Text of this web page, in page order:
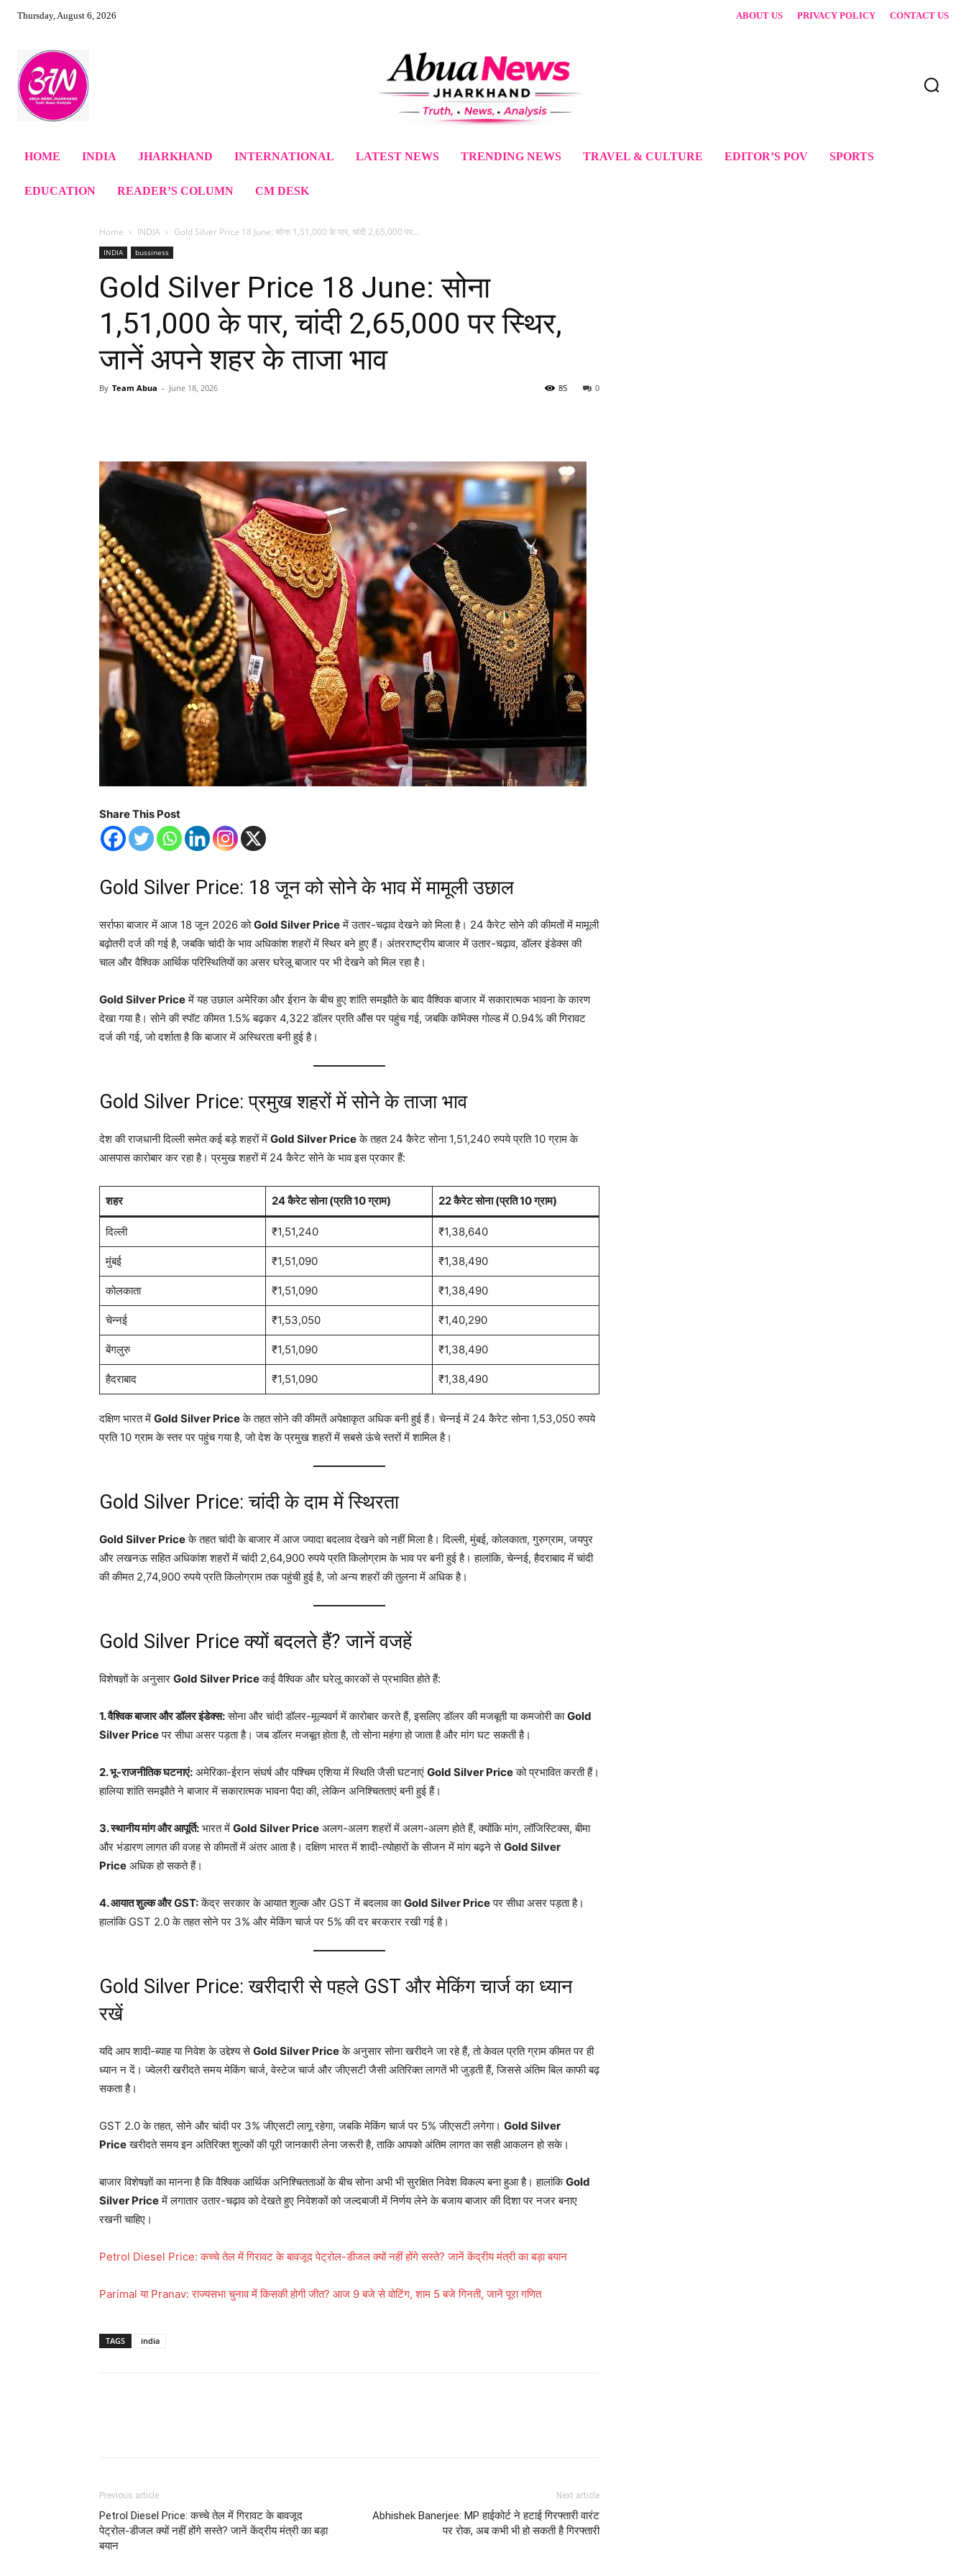
Thursday, August 6, 2026 ABOUT US PRIVACY POLICY CONTACT US
HOME INDIA JHARKHAND INTERNATIONAL LATEST NEWS TRENDING NEWS TRAVEL & CULTURE EDITOR’S POV SPORTS
EDUCATION READER’S COLUMN CM DESK
Home INDIA Gold Silver Price 18 June: सोना 1,51,000 के पार, चांदी 2,65,000 पर...
INDIA bussiness
Gold Silver Price 18 June: सोना
1,51,000 के पार, चांदी 2,65,000 पर स्थिर,
जानें अपने शहर के ताजा भाव
By Team Abua - June 18, 2026 0
85
Share This Post
Gold Silver Price: 18 जून को सोने के भाव में मामूली उछाल
सर्राफा बाजार में आज 18 जून 2026 कोGold Silver Priceमें उतार-चढ़ाव देखने को मिला है। 24 कैरेट सोने की कीमतों में मामूली
बढ़ोतरी दर्ज की गई है, जबकि चांदी के भाव अधिकांश शहरों में स्थिर बने हुए हैं। अंतरराष्ट्रीय बाजार में उतार-चढ़ाव, डॉलर इंडेक्स की
चाल और वैश्विक आर्थिक परिस्थितियों का असर घरेलू बाजार पर भी देखने को मिल रहा है।
Gold Silver Priceमें यह उछाल अमेरिका और ईरान के बीच हुए शांति समझौते के बाद वैश्विक बाजार में सकारात्मक भावना के कारण
देखा गया है। सोने की स्पॉट कीमत 1.5% बढ़कर 4,322 डॉलर प्रति औंस पर पहुंच गई, जबकि कॉमेक्स गोल्ड में 0.94% की गिरावट
दर्ज की गई, जो दर्शाता है कि बाजार में अस्थिरता बनी हुई है।
Gold Silver Price: प्रमुख शहरों में सोने के ताजा भाव
देश की राजधानी दिल्ली समेत कई बड़े शहरों में Gold Silver Priceके तहत 24 कैरेट सोना 1,51,240 रुपये प्रति 10 ग्राम के
आसपास कारोबार कर रहा है। प्रमुख शहरों में 24 कैरेट सोने के भाव इस प्रकार हैं:
शहर 24 कैरेट सोना (प्रति 10 ग्राम) 22 कैरेट सोना (प्रति 10 ग्राम)
दिल्ली ₹1,51,240 ₹1,38,640
मुंबई ₹1,51,090 ₹1,38,490
कोलकाता ₹1,51,090 ₹1,38,490
चेन्नई ₹1,53,050 ₹1,40,290
बेंगलुरु ₹1,51,090 ₹1,38,490
हैदराबाद ₹1,51,090 ₹1,38,490
दक्षिण भारत में Gold Silver Priceके तहत सोने की कीमतें अपेक्षाकृत अधिक बनी हुई हैं। चेन्नई में 24 कैरेट सोना 1,53,050 रुपये
प्रति 10 ग्राम के स्तर पर पहुंच गया है, जो देश के प्रमुख शहरों में सबसे ऊंचे स्तरों में शामिल है।
Gold Silver Price: चांदी के दाम में स्थिरता
Gold Silver Priceके तहत चांदी के बाजार में आज ज्यादा बदलाव देखने को नहीं मिला है। दिल्ली, मुंबई, कोलकाता, गुरुग्राम, जयपुर
और लखनऊ सहित अधिकांश शहरों में चांदी 2,64,900 रुपये प्रति किलोग्राम के भाव पर बनी हुई है। हालांकि, चेन्नई, हैदराबाद में चांदी
की कीमत 2,74,900 रुपये प्रति किलोग्राम तक पहुंची हुई है, जो अन्य शहरों की तुलना में अधिक है।
Gold Silver Price क्यों बदलते हैं? जानें वजहें
विशेषज्ञों के अनुसार Gold Silver Priceकई वैश्विक और घरेलू कारकों से प्रभावित होते हैं:
1. वैश्विक बाजार और डॉलर इंडेक्स:सोना और चांदी डॉलर-मूल्यवर्ग में कारोबार करते हैं, इसलिए डॉलर की मजबूती या कमजोरी काGold
Silver Priceपर सीधा असर पड़ता है। जब डॉलर मजबूत होता है, तो सोना महंगा हो जाता है और मांग घट सकती है।
2. भू-राजनीतिक घटनाएं: अमेरिका-ईरान संघर्ष और पश्चिम एशिया में स्थिति जैसी घटनाएं Gold Silver Priceको प्रभावित करती हैं।
हालिया शांति समझौते ने बाजार में सकारात्मक भावना पैदा की, लेकिन अनिश्चितताएं बनी हुई हैं।
3. स्थानीय मांग और आपूर्ति: भारत में Gold Silver Price अलग-अलग शहरों में अलग-अलग होते हैं, क्योंकि मांग, लॉजिस्टिक्स, बीमा
और भंडारण लागत की वजह से कीमतों में अंतर आता है। दक्षिण भारत में शादी-त्योहारों के सीजन में मांग बढ़ने सेGold Silver
Price अधिक हो सकते हैं।
4. आयात शुल्क और GST:केंद्र सरकार के आयात शुल्क और GST में बदलाव काGold Silver Priceपर सीधा असर पड़ता है।
हालांकि GST 2.0 के तहत सोने पर 3% और मेकिंग चार्ज पर 5% की दर बरकरार रखी गई है।
Gold Silver Price: खरीदारी से पहले GST और मेकिंग चार्ज का ध्यान
रखें
यदि आप शादी-ब्याह या निवेश के उद्देश्य सेGold Silver Priceके अनुसार सोना खरीदने जा रहे हैं, तो केवल प्रति ग्राम कीमत पर ही
ध्यान न दें। ज्वेलरी खरीदते समय मेकिंग चार्ज, वेस्टेज चार्ज और जीएसटी जैसी अतिरिक्त लागतें भी जुड़ती हैं, जिससे अंतिम बिल काफी बढ़
सकता है।
GST 2.0 के तहत, सोने और चांदी पर 3% जीएसटी लागू रहेगा, जबकि मेकिंग चार्ज पर 5% जीएसटी लगेगा। Gold Silver
Priceखरीदते समय इन अतिरिक्त शुल्कों की पूरी जानकारी लेना जरूरी है, ताकि आपको अंतिम लागत का सही आकलन हो सके।
बाजार विशेषज्ञों का मानना है कि वैश्विक आर्थिक अनिश्चितताओं के बीच सोना अभी भी सुरक्षित निवेश विकल्प बना हुआ है। हालांकिGold
Silver Priceमें लगातार उतार-चढ़ाव को देखते हुए निवेशकों को जल्दबाजी में निर्णय लेने के बजाय बाजार की दिशा पर नजर बनाए
रखनी चाहिए ।
Petrol Diesel Price: कच्चे तेल में गिरावट के बावजूद पेट्रोल-डीजल क्यों नहीं होंगे सस्ते? जानें केंद्रीय मंत्री का बड़ा बयान
Parimal या Pranav: राज्यसभा चुनाव में किसकी होगी जीत? आज 9 बजे से वोटिंग, शाम 5 बजे गिनती, जानें पूरा गणित
TAGS india
Previous article
Petrol Diesel Price: कच्चे तेल में गिरावट के बावजूद
पेट्रोल-डीजल क्यों नहीं होंगे सस्ते? जानें केंद्रीय मंत्री का बड़ा
बयान
Next article
Abhishek Banerjee: MP हाईकोर्ट ने हटाई गिरफ्तारी वारंट
पर रोक, अब कभी भी हो सकती है गिरफ्तारी